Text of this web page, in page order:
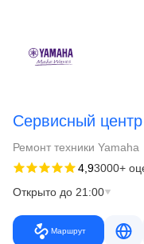
Сервисный
Ремонт техники Yamaha
4,93000+
Открыто до 21:00
Маршрут